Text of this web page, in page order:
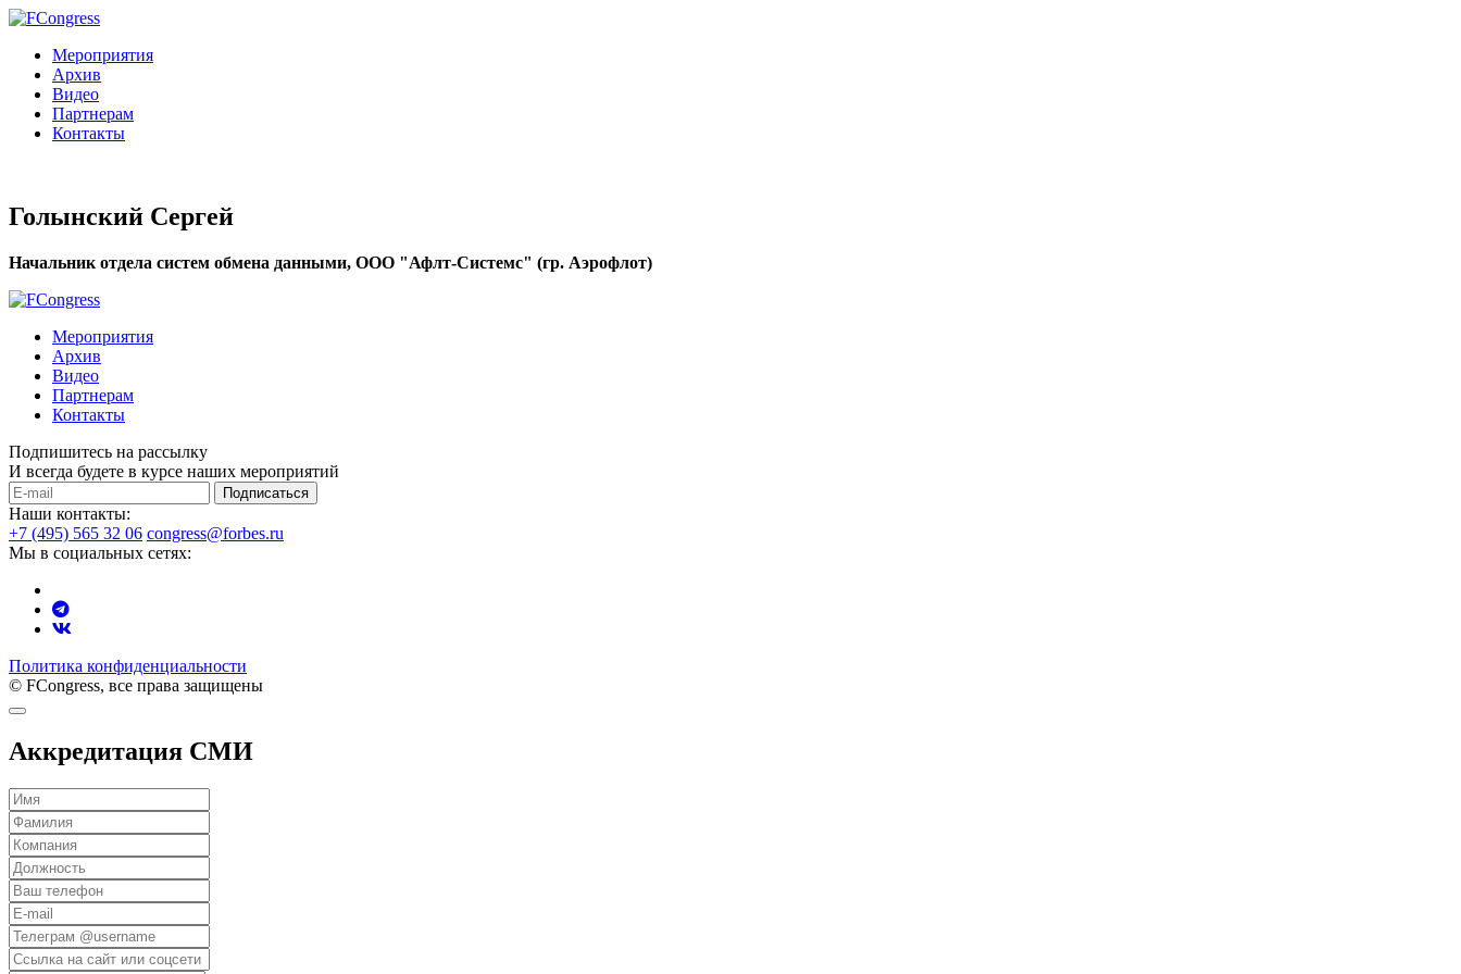
Мероприятия
Архив
Видео
Партнерам
Контакты
Голынский Сергей
Начальник отдела систем обмена данными, ООО "Афлт-Системс" (гр. Аэрофлот)
Мероприятия
Архив
Видео
Партнерам
Контакты
Подпишитесь на рассылку
И всегда будете в курсе наших мероприятий
Подписаться
Наши контакты:
+7 (495) 565 32 06 congress@forbes.ru
Мы в социальных сетях:
Политика конфиденциальности
© FCongress, все права защищены
Аккредитация СМИ